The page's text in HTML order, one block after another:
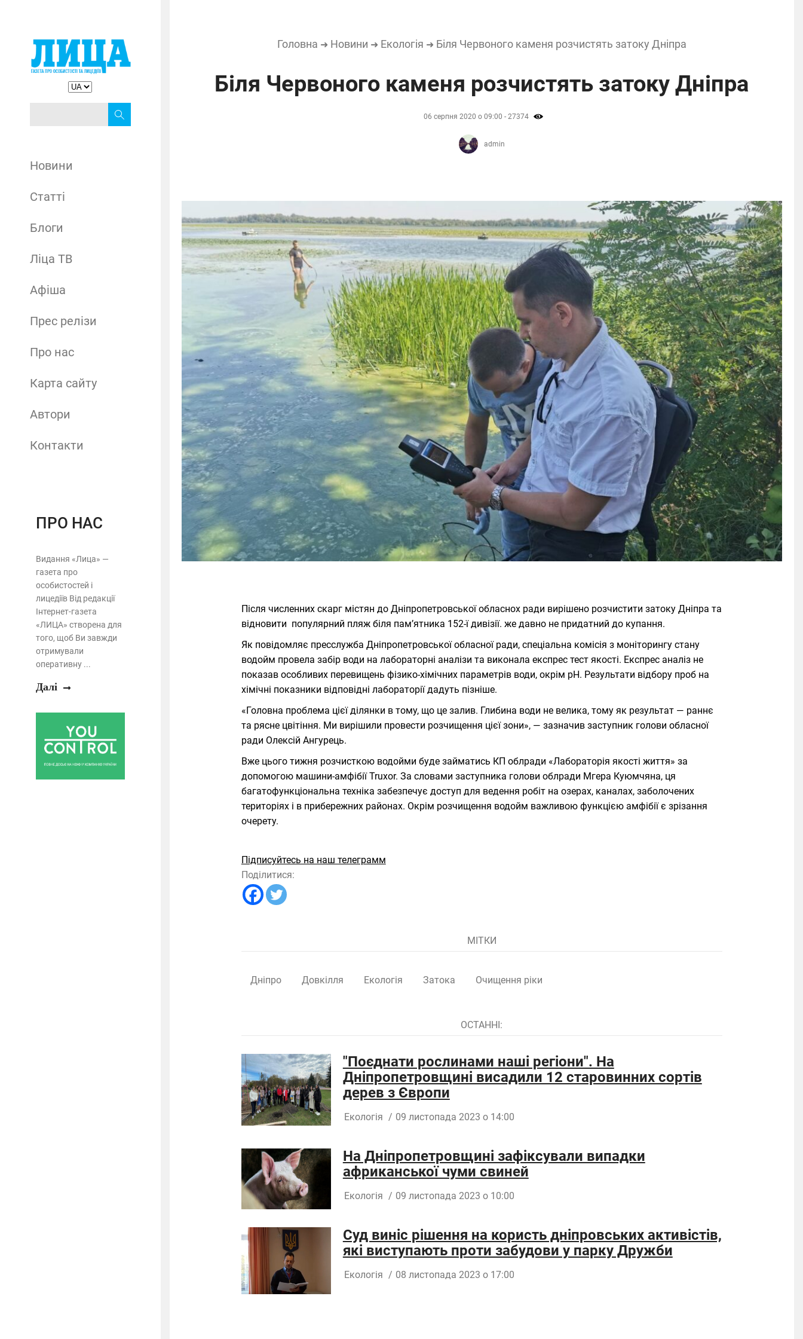
Новини
Статті
Блоги
Ліца ТВ
Афіша
Прес релізи
Про нас
Карта сайту
Автори
Контакти
ПРО НАС
Видання «Лица» —
газета про
особистостей і
лицедіїв Від редакції
Інтернет-газета
«ЛИЦА» створена для
того, щоб Ви завжди
отримували
оперативну ...
Далі
Головна ➜ Новини ➜ Екологія ➜ Біля Червоного каменя розчистять затоку Дніпра
Біля Червоного каменя розчистять затоку Дніпра
06 серпня 2020 о 09:00 - 27374
admin
Після численних скарг містян до Дніпропетровської обласнох ради вирішено розчистити затоку Дніпра та
відновити популярний пляж біля пам’ятника 152-ї дивізії. же давно не придатний до купання.
Як повідомляє пресслужба Дніпропетровської обласної ради, спеціальна комісія з моніторингу стану
водойм провела забір води на лабораторні аналізи та виконала експрес тест якості. Експрес аналіз не
показав особливих перевищень фізико-хімічних параметрів води, окрім рН. Результати відбору проб на
хімічні показники відповідні лабораторії дадуть пізніше.
«Головна проблема цієї ділянки в тому, що це залив. Глибина води не велика, тому як результат — раннє
та рясне цвітіння. Ми вирішили провести розчищення цієї зони», — зазначив заступник голови обласної
ради Олексій Ангурець.
Вже цього тижня розчисткою водойми буде займатись КП облради «Лабораторія якості життя» за
допомогою машини-амфібії Truxor. За словами заступника голови облради Мгера Куюмчяна, ця
багатофункціональна техніка забезпечує доступ для ведення робіт на озерах, каналах, заболочених
територіях і в прибережних районах. Окрім розчищення водойм важливою функцією амфібії є зрізання
очерету.
Підписуйтесь на наш телеграмм
Поділитися:
МІТКИ
Дніпро Довкілля Екологія Затока Очищення ріки
ОСТАННІ:
"Поєднати рослинами наші регіони". На
Дніпропетровщині висадили 12 старовинних сортів
дерев з Європи
Екологія / 09 листопада 2023 о 14:00
На Дніпропетровщині зафіксували випадки
африканської чуми свиней
Екологія / 09 листопада 2023 о 10:00
Суд виніс рішення на користь дніпровських активістів,
які виступають проти забудови у парку Дружби
Екологія / 08 листопада 2023 о 17:00